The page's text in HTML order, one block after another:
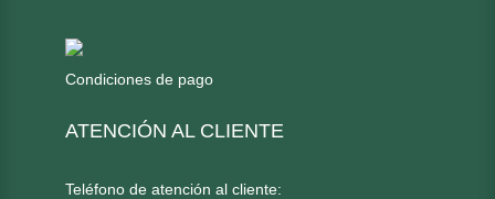
Condiciones de pago
ATENCIÓN AL CLIENTE
Teléfono de atención al cliente: